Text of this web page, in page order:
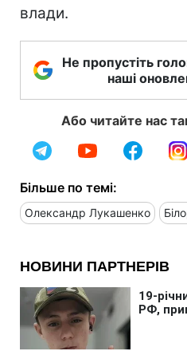
влади.
Не пропустіть
наші
Або читайте нас
Більше по темі:
Олександр Лукашенко